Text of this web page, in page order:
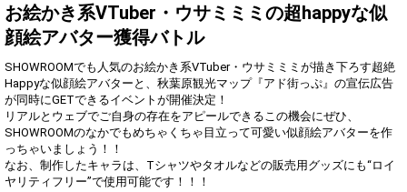
Gifting
Throw gifts to the stage and join
the live performance.
First, try throwing free Stars
(once a day)! You can also charge
Show Gold to purchase gifts
(available from 1 JPY)! When you
continue to send gifts to the
performer(s), the performer's
You can post comments. Please
refrain from posting comments
that may offend performers or
other users.
お絵かき系VTuber・ウサミミミの超happyな似
顔絵アバター獲得バトル
SHOWROOMでも人気のお絵かき系VTuber・ウサミミミが描き下ろす超絶
Happyな似顔絵アバターと、秋葉原観光マップ『アド街っぷ』の宣伝広告
が同時にGETできるイベントが開催決定！
リアルとウェブでご自身の存在をアピールできるこの機会にぜひ、
SHOWROOMのなかでもめちゃくちゃ目立って可愛い似顔絵アバターを作
っちゃいましょう！！
なお、制作したキャラは、Tシャツやタオルなどの販売用グッズにも“ロイ